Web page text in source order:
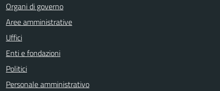
Organi di governo
Aree amministrative
Uffici
Enti e fondazioni
Politici
Personale amministrativo